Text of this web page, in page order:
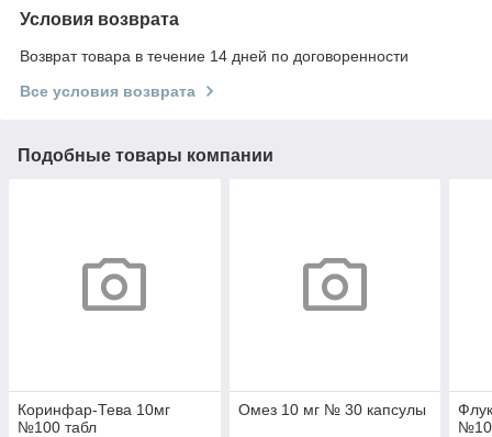
Условия возврата
Возврат товара в течение 14 дней по договоренности
Все условия возврата
Подобные товары компании
Коринфар-Тева 10мг
№100 табл
Омез 10 мг № 30 капсулы
№10